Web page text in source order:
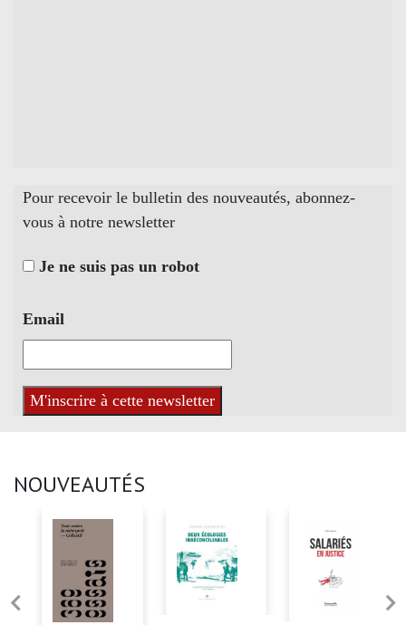
Pour recevoir le bulletin des nouveautés, abonnez-
vous à notre newsletter
Je ne suis pas un robot
Email
NOUVEAUTÉS